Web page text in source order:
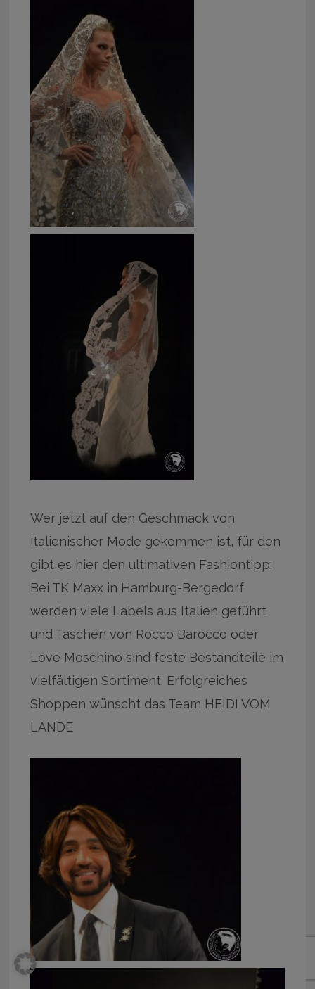
Wer jetzt auf den Geschmack von
italienischer Mode gekommen ist, für den
gibt es hier den ultimativen Fashiontipp:
Bei TK Maxx in Hamburg-Bergedorf
werden viele Labels aus Italien geführt
und Taschen von Rocco Barocco oder
Love Moschino sind feste Bestandteile im
vielfältigen Sortiment. Erfolgreiches
Shoppen wünscht das Team HEIDI VOM
LANDE